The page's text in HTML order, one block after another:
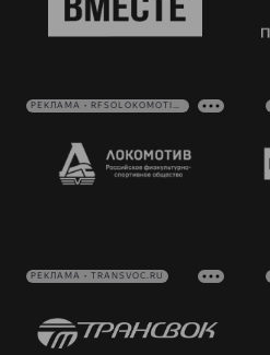
РЕКЛАМА • RFSOLOKOMOTIV.RU
РЕКЛАМА • TRANSVOC.RU